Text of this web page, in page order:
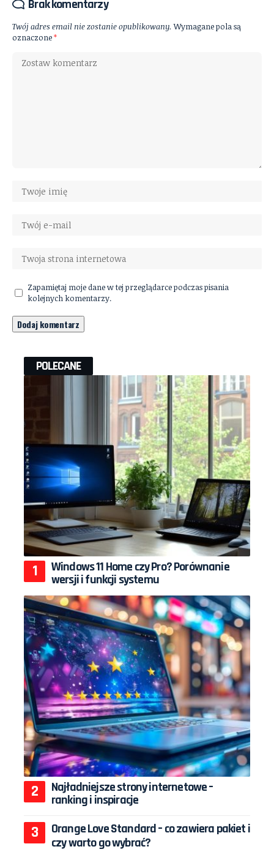
Brak komentarzy
Twój adres email nie zostanie opublikowany. Wymagane pola są
oznaczone*
Zapamiętaj moje dane w tej przeglądarce podczas pisania
kolejnych komentarzy.
POLECANE
Windows 11 Home czy Pro? Porównanie
wersji i funkcji systemu
Najładniejsze strony internetowe –
ranking i inspiracje
Orange Love Standard – co zawiera pakiet i
czy warto go wybrać?